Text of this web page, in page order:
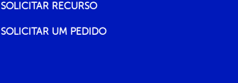
SOLICITAR RECURSO
SOLICITAR UM PEDIDO